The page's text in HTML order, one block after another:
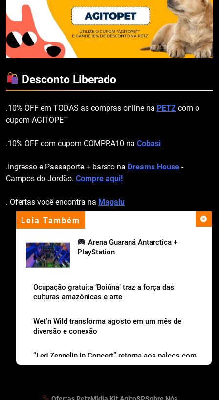
Leia Também
Arena Guaraná Antarctica +
PlayStation
Ocupação gratuita ‘Boiúna’ traz a força das
culturas amazônicas e arte
Wet’n Wild transforma agosto em um mês de
diversão e conexão
“Led Zeppelin in Concert” retorna aos palcos com
a Nova Orquestra
Desconto Liberado
.10% OFF em TODAS as compras online na PETZ com o
cupom AGITOPET
.10% OFF com cupom COMPRA10 na Cobasi
.Ingresso e Passaporte + barato na Dreams House -
Campos do Jordão. Compre aqui!
. Ofertas você encontra na Magalu
apoio institucional